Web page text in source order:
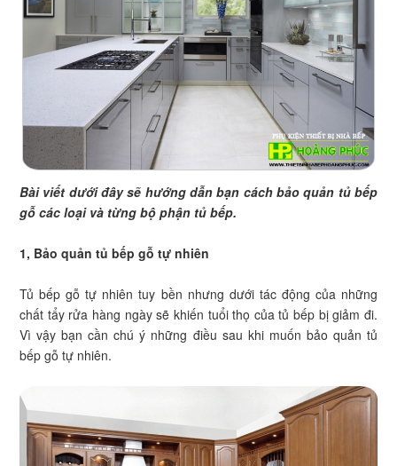
Bài viết dưới đây sẽ hướng dẫn bạn cách bảo quản tủ bếp
gỗ các loại và từng bộ phận tủ bếp.
1, Bảo quản tủ bếp gỗ tự nhiên
Tủ bếp gỗ tự nhiên tuy bền nhưng dưới tác động của những
chất tẩy rửa hàng ngày sẽ khiến tuổi thọ của tủ bếp bị giảm đi.
Vì vậy bạn cần chú ý những điều sau khi muốn bảo quản tủ
bếp gỗ tự nhiên.